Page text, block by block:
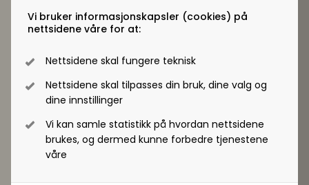
Vi bruker informasjonskapsler (cookies) på
nettsidene våre for at:
Nettsidene skal fungere teknisk
Nettsidene skal tilpasses din bruk, dine valg og
dine innstillinger
Vi kan samle statistikk på hvordan nettsidene
brukes, og dermed kunne forbedre tjenestene
våre
medlemsfordeler.
Registrer deg - Få tilgang